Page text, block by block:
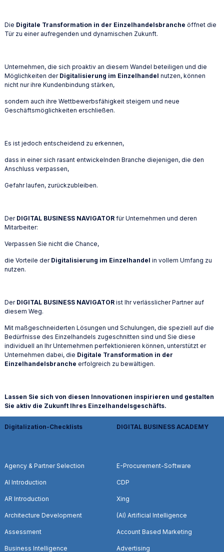
Die Digitale Transformation in der Einzelhandelsbranche öffnet die
Tür zu einer aufregenden und dynamischen Zukunft.
Unternehmen, die sich proaktiv an diesem Wandel beteiligen und die
Möglichkeiten der Digitalisierung im Einzelhandel nutzen, können
nicht nur ihre Kundenbindung stärken,
sondern auch ihre Wettbewerbsfähigkeit steigern und neue
Geschäftsmöglichkeiten erschließen.
Es ist jedoch entscheidend zu erkennen,
dass in einer sich rasant entwickelnden Branche diejenigen, die den
Anschluss verpassen,
Gefahr laufen, zurückzubleiben.
Der DIGITAL BUSINESS NAVIGATOR für Unternehmen und deren
Mitarbeiter:
Verpassen Sie nicht die Chance,
die Vorteile der Digitalisierung im Einzelhandel in vollem Umfang zu
nutzen.
Der DIGITAL BUSINESS NAVIGATOR ist Ihr verlässlicher Partner auf
diesem Weg.
Mit maßgeschneiderten Lösungen und Schulungen, die speziell auf die
Bedürfnisse des Einzelhandels zugeschnitten sind und Sie diese
individuell an Ihr Unternehmen perfektionieren können, unterstützt er
Unternehmen dabei, die Digitale Transformation in der
Einzelhandelsbranche erfolgreich zu bewältigen.
Lassen Sie sich von diesen Innovationen inspirieren und gestalten
Sie aktiv die Zukunft Ihres Einzelhandelsgeschäfts.
Digitalization-Checklists
Agency & Partner Selection
AI Introduction
AR Introduction
Architecture Development
Assessment
Business Intelligence
DIGITAL BUSINESS ACADEMY
E-Procurement-Software
CDP
Xing
(AI) Artificial Intelligence
Account Based Marketing
Advertising